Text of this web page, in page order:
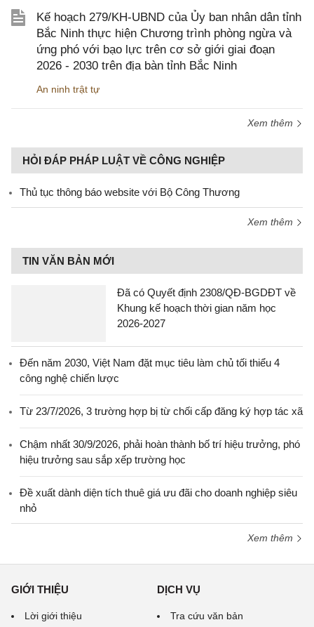
Kế hoạch 279/KH-UBND của Ủy ban nhân dân tỉnh
Bắc Ninh thực hiện Chương trình phòng ngừa và
ứng phó với bạo lực trên cơ sở giới giai đoạn
2026 - 2030 trên địa bàn tỉnh Bắc Ninh
An ninh trật tự
Xem thêm
HỎI ĐÁP PHÁP LUẬT VỀ CÔNG NGHIỆP
Thủ tục thông báo website với Bộ Công Thương
Xem thêm
TIN VĂN BẢN MỚI
Đã có Quyết định 2308/QĐ-BGDĐT về
Khung kế hoạch thời gian năm học
2026-2027
Đến năm 2030, Việt Nam đặt mục tiêu làm chủ tối thiểu 4
công nghệ chiến lược
Từ 23/7/2026, 3 trường hợp bị từ chối cấp đăng ký hợp tác xã
Chậm nhất 30/9/2026, phải hoàn thành bố trí hiệu trưởng, phó
hiệu trưởng sau sắp xếp trường học
Đề xuất dành diện tích thuê giá ưu đãi cho doanh nghiệp siêu
nhỏ
Xem thêm
GIỚI THIỆU
Lời giới thiệu
DỊCH VỤ
Tra cứu văn bản